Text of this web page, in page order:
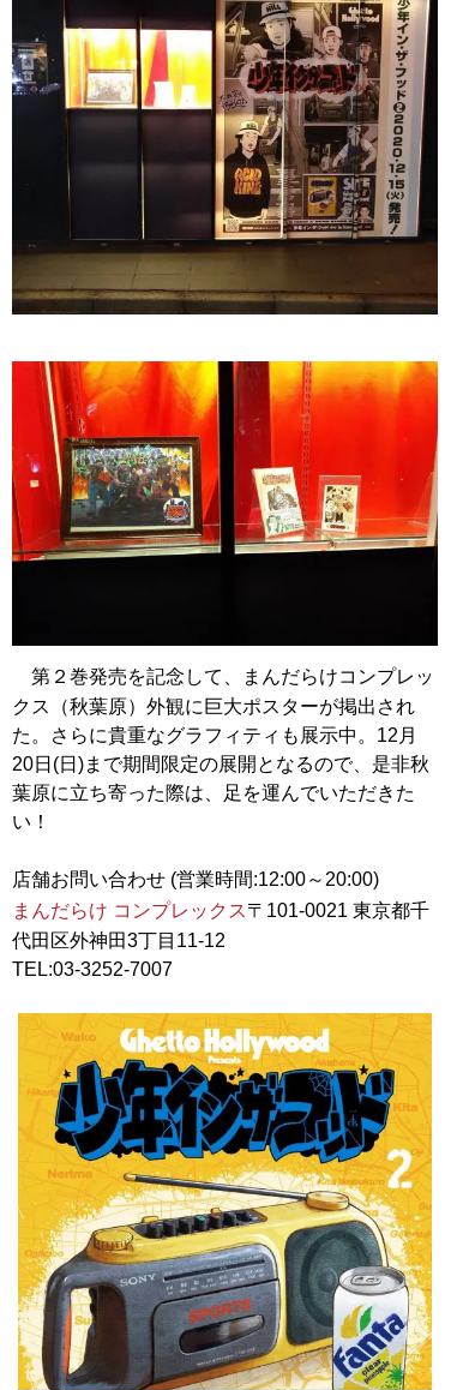
第２巻発売を記念して、まんだらけコンプレッ
クス（秋葉原）外観に巨大ポスターが掲出され
た。さらに貴重なグラフィティも展示中。12月
20日(日)まで期間限定の展開となるので、是非秋
葉原に立ち寄った際は、足を運んでいただきた
い！
まんだらけ コンプレックス〒101-0021 東京都千
代田区外神田3丁目11-12
TEL:03-3252-7007